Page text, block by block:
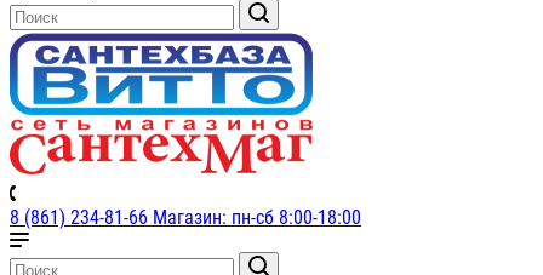
8 (861) 234-81-66 Магазин: пн-сб 8:00-18:00